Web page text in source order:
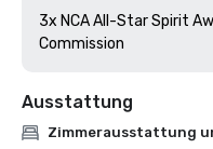
3x NCA All-Star Spirit
Commission
Ausstattung
Zimmerausstattung